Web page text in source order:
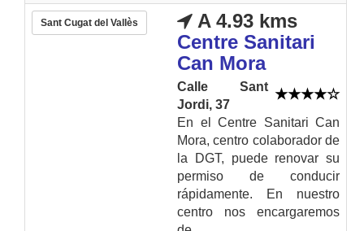
Sant Cugat del Vallès
A 4.93 kms
Centre Sanitari
Can Mora
Calle Sant
Jordi, 37
En el Centre Sanitari Can
Mora, centro colaborador de
la DGT, puede renovar su
permiso de conducir
rápidamente. En nuestro
centro nos encargaremos